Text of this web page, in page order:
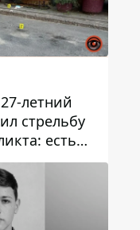
летний
стрельбу
есть